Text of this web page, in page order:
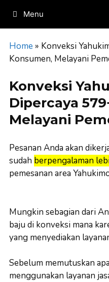
content
Menu
Home » Konveksi
Konsumen, Melayani
Konveksi
Dipercaya
Melayani
Pesanan Anda akan
sudah berpengalaman
pemesanan area
Mungkin sebagian dari
baju di konveksi mana
yang menyediakan
Sebelum memutuskan
menggunakan layanan